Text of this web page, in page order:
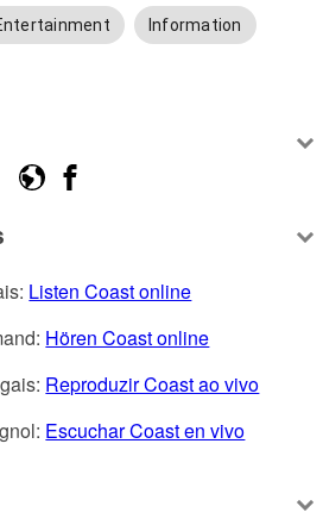
Information
Listen Coast online
Hören Coast online
Reproduzir Coast ao vivo
Escuchar Coast en vivo